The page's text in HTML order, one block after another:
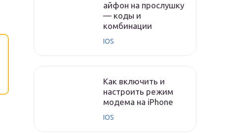
айфон на прослушку
— коды и
комбинации
IOS
Как включить и
настроить режим
модема на iPhone
IOS